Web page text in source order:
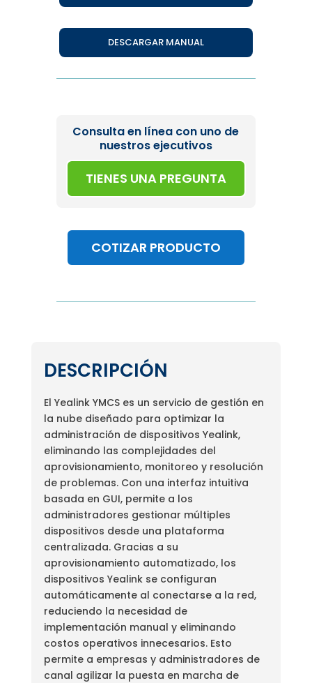
DESCARGAR MANUAL
Consulta en línea con uno de
nuestros ejecutivos
TIENES UNA PREGUNTA
COTIZAR PRODUCTO
DESCRIPCIÓN
El Yealink YMCS es un servicio de gestión en
la nube diseñado para optimizar la
administración de dispositivos Yealink,
eliminando las complejidades del
aprovisionamiento, monitoreo y resolución
de problemas. Con una interfaz intuitiva
basada en GUI, permite a los
administradores gestionar múltiples
dispositivos desde una plataforma
centralizada. Gracias a su
aprovisionamiento automatizado, los
dispositivos Yealink se configuran
automáticamente al conectarse a la red,
reduciendo la necesidad de
implementación manual y eliminando
costos operativos innecesarios. Esto
permite a empresas y administradores de
canal agilizar la puesta en marcha de